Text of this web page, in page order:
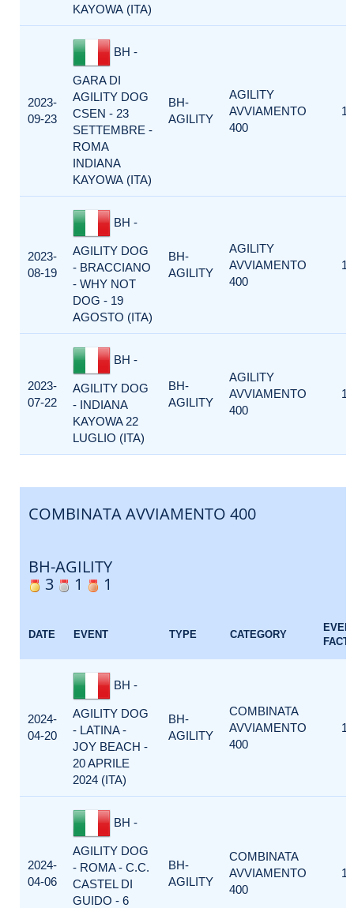
KAYOWA (ITA)
2023-
09-23
BH -
GARA DI
AGILITY DOG
CSEN - 23
SETTEMBRE -
ROMA
INDIANA
KAYOWA (ITA)
BH-
AGILITY
AGILITY
AVVIAMENTO
400
1
2023-
08-19
BH -
AGILITY DOG
- BRACCIANO
- WHY NOT
DOG - 19
AGOSTO (ITA)
BH-
AGILITY
AGILITY
AVVIAMENTO
400
1
2023-
07-22
BH -
AGILITY DOG
- INDIANA
KAYOWA 22
LUGLIO (ITA)
BH-
AGILITY
AGILITY
AVVIAMENTO
400
1
COMBINATA AVVIAMENTO 400
BH-AGILITY
3
1 1
DATE EVENT TYPE CATEGORY
2024-
04-20
BH -
AGILITY DOG
- LATINA -
JOY BEACH -
20 APRILE
2024 (ITA)
BH-
AGILITY
COMBINATA
AVVIAMENTO
400
1
2024-
04-06
BH -
AGILITY DOG
- ROMA - C.C.
CASTEL DI
GUIDO - 6
BH-
AGILITY
COMBINATA
AVVIAMENTO
400
1